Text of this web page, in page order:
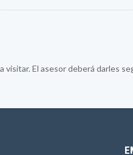
El asesor deberá darles